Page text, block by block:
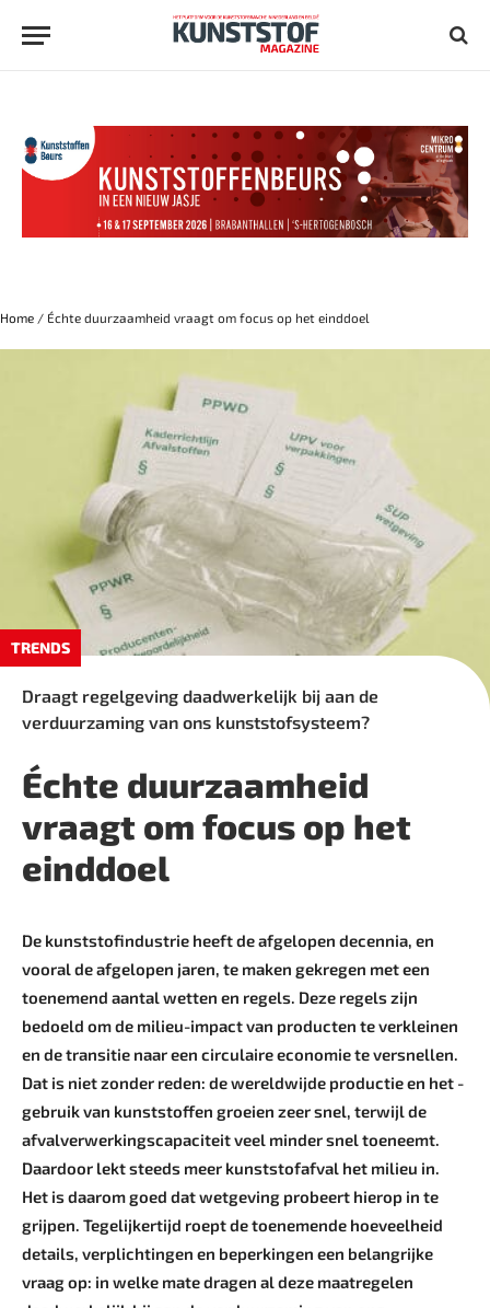
TRENDS
Home / Échte duurzaamheid vraagt om focus op het einddoel
Draagt regelgeving daadwerkelijk bij aan de
verduurzaming van ons kunststofsysteem?
Échte duurzaamheid
vraagt om focus op het
einddoel
De kunststofindustrie heeft de afgelopen decennia, en
vooral de afgelopen jaren, te maken gekregen met een
toenemend aantal wetten en regels. Deze regels zijn
bedoeld om de milieu-impact van producten te verkleinen
en de transitie naar een circulaire economie te versnellen.
Dat is niet zonder reden: de wereldwijde productie en het ­
gebruik van kunststoffen groeien zeer snel, terwijl de
afvalverwerkingscapaciteit veel minder snel toeneemt.
Daardoor lekt steeds meer kunststofafval het milieu in.
Het is daarom goed dat wetgeving probeert hierop in te
grijpen. ­Tegelijkertijd roept de toenemende hoeveelheid
details, verplichtingen en beperkingen een belangrijke
vraag op: in welke mate dragen al deze maatregelen